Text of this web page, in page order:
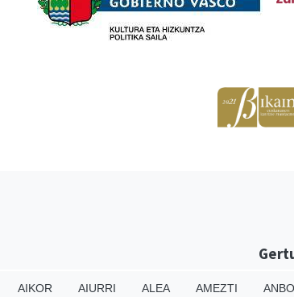
AIKOR AIURRI ALEA AMEZTI